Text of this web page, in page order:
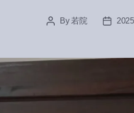
PostBy 若院
Post